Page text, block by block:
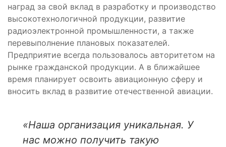
наград за свой вклад в разработку и производство
высокотехнологичной продукции, развитие
радиоэлектронной промышленности, а также
перевыполнение плановых показателей.
Предприятие всегда пользовалось авторитетом на
рынке гражданской продукции. А в ближайшее
время планирует освоить авиационную сферу и
вносить вклад в развитие отечественной авиации.
«Наша организация уникальная. У
нас можно получить такую